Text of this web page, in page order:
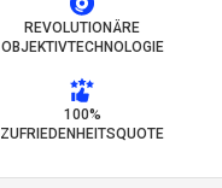
REVOLUTIONÄRE
OBJEKTIVTECHNOLOGIE
100%
ZUFRIEDENHEITSQUOTE